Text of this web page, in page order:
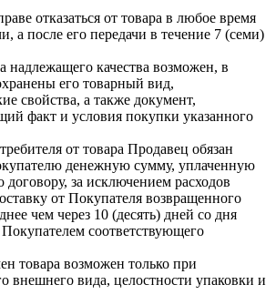
отказаться от товара в любое время
а после его передачи в течение 7 (семи)
надлежащего качества возможен, в
его товарный вид,
свойства, а также документ,
факт и условия покупки указанного
от товара Продавец обязан
денежную сумму, уплаченную
договору, за исключением расходов
от Покупателя возвращенного
чем через 10 (десять) дней со дня
соответствующего
товара возможен только при
внешнего вида, целостности упаковки и